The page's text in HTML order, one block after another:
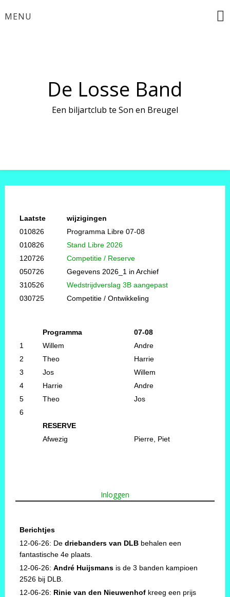
naar
MENU
De Losse Band
Een biljartclub te Son en Breugel
Laatste
wijzigingen
010826
Programma Libre 07-08
010826
Stand Libre 2026
120726
Competitie / Reserve
050726
Gegevens 2026_1 in Archief
310526
Wedstrijdverslag 3B aangepast
030725
Competitie / Ontwikkeling
Programma
07-08
1
Willem
Andre
2
Theo
Harrie
3
Jos
Willem
4
Harrie
Andre
5
Theo
Jos
6
RESERVE
Afwezig
Pierre, Piet
Inloggen
Berichtjes
12-06-26: De driebanders van DLBbehalen een
fantastische 4e plaats.
12-06-26: André Huijsmansis de 3 banden kampioen
2526 bij DLB.
12-06-26: Rinie van den Nieuwenhofkreeg een prijs